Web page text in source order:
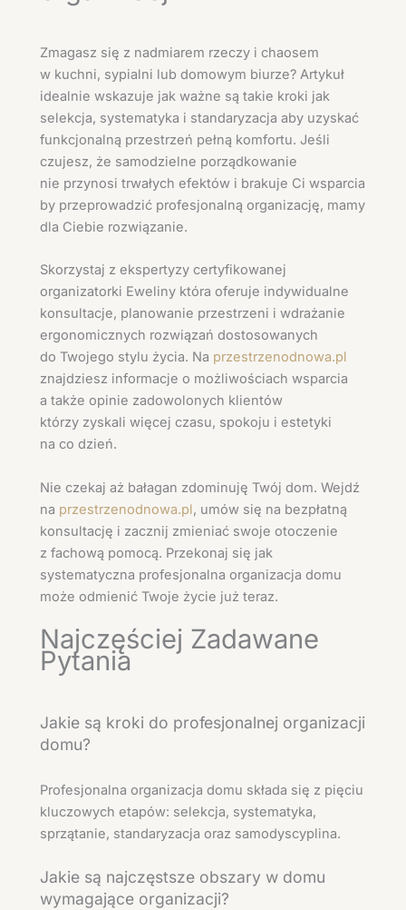
Zmagasz się z nadmiarem rzeczy i chaosem
w kuchni, sypialni lub domowym biurze? Artykuł
idealnie wskazuje jak ważne są takie kroki jak
selekcja, systematyka i standaryzacja aby uzyskać
funkcjonalną przestrzeń pełną komfortu. Jeśli
czujesz, że samodzielne porządkowanie
nie przynosi trwałych efektów i brakuje Ci wsparcia
by przeprowadzić profesjonalną organizację, mamy
dla Ciebie rozwiązanie.
Skorzystaj z ekspertyzy certyfikowanej
organizatorki Eweliny która oferuje indywidualne
konsultacje, planowanie przestrzeni i wdrażanie
ergonomicznych rozwiązań dostosowanych
do Twojego stylu życia. Na przestrzenodnowa.pl
znajdziesz informacje o możliwościach wsparcia
a także opinie zadowolonych klientów
którzy zyskali więcej czasu, spokoju i estetyki
na co dzień.
Nie czekaj aż bałagan zdominuję Twój dom. Wejdź
na przestrzenodnowa.pl, umów się na bezpłatną
konsultację i zacznij zmieniać swoje otoczenie
z fachową pomocą. Przekonaj się jak
systematyczna profesjonalna organizacja domu
może odmienić Twoje życie już teraz.
Najczęściej Zadawane
Pytania
Jakie są kroki do profesjonalnej organizacji
domu?
Profesjonalna organizacja domu składa się z pięciu
kluczowych etapów: selekcja, systematyka,
sprzątanie, standaryzacja oraz samodyscyplina.
Jakie są najczęstsze obszary w domu
wymagające organizacji?